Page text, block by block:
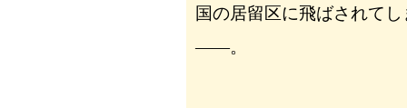
国の居留区に飛ばされて
――。